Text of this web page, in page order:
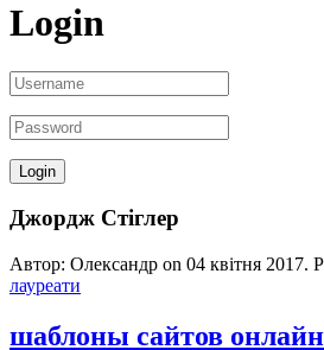
Login
Джордж Стіглер
Автор: Олександр on 04 квітня 2017.
лауреати
шаблоны сайтов